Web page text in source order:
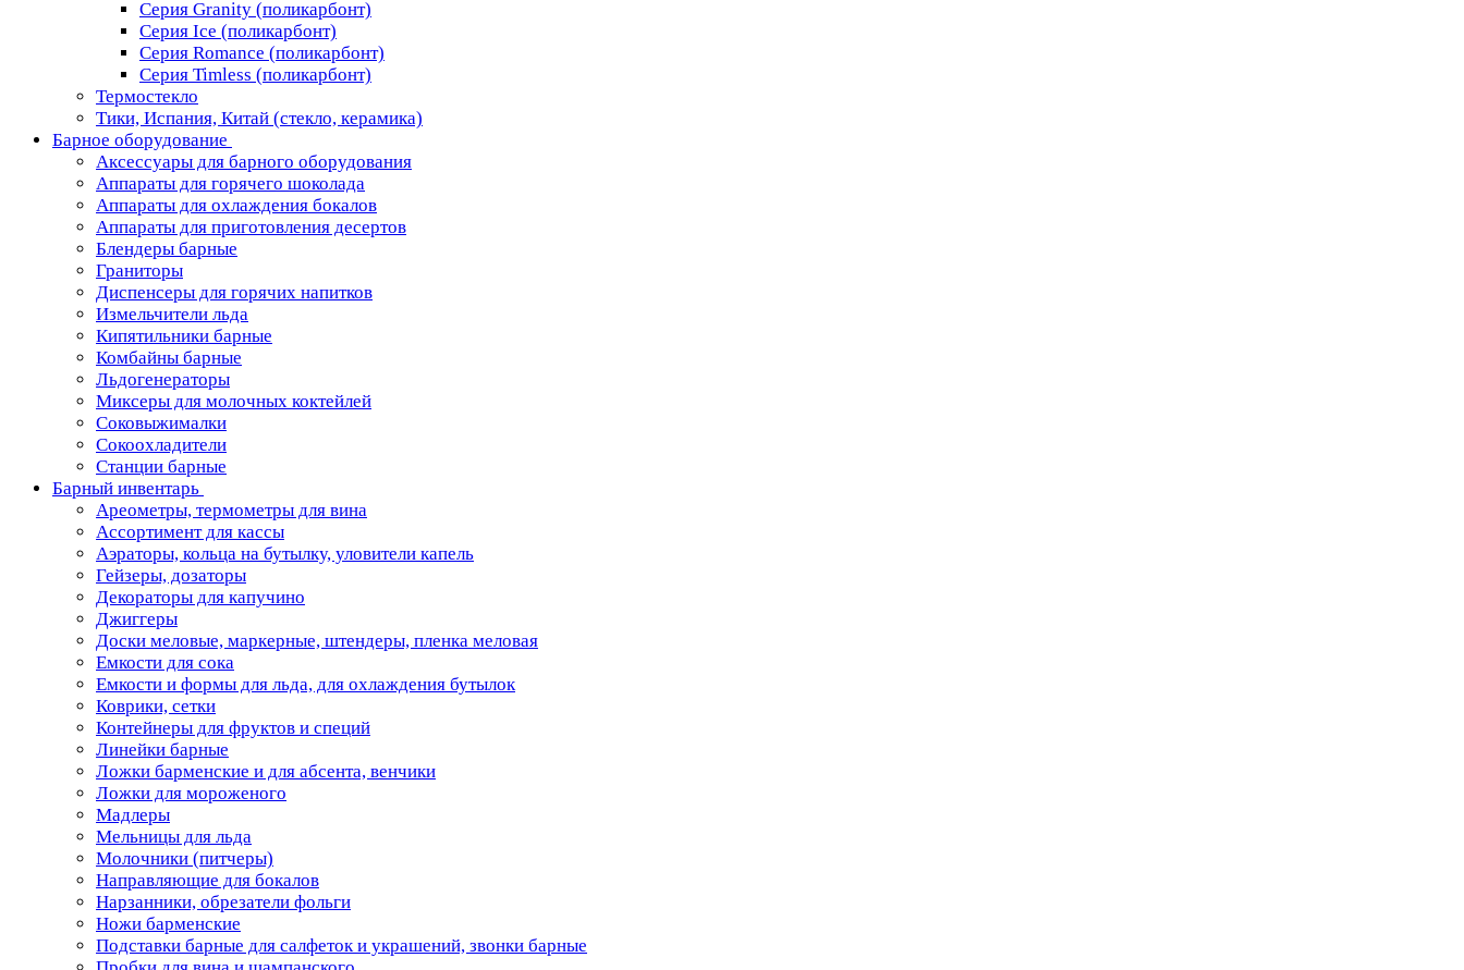
Серия Granity (поликарбонт)
Серия Ice (поликарбонт)
Серия Romance (поликарбонт)
Серия Timless (поликарбонт)
Термостекло
Тики, Испания, Китай (стекло, керамика)
Барное оборудование
Аксессуары для барного оборудования
Аппараты для горячего шоколада
Аппараты для охлаждения бокалов
Аппараты для приготовления десертов
Блендеры барные
Граниторы
Диспенсеры для горячих напитков
Измельчители льда
Кипятильники барные
Комбайны барные
Льдогенераторы
Миксеры для молочных коктейлей
Соковыжималки
Сокоохладители
Станции барные
Барный инвентарь
Ареометры, термометры для вина
Ассортимент для кассы
Аэраторы, кольца на бутылку, уловители капель
Гейзеры, дозаторы
Декораторы для капучино
Джиггеры
Доски меловые, маркерные, штендеры, пленка меловая
Емкости для сока
Емкости и формы для льда, для охлаждения бутылок
Коврики, сетки
Контейнеры для фруктов и специй
Линейки барные
Ложки барменские и для абсента, венчики
Ложки для мороженого
Мадлеры
Мельницы для льда
Молочники (питчеры)
Направляющие для бокалов
Нарзанники, обрезатели фольги
Ножи барменские
Подставки барные для салфеток и украшений, звонки барные